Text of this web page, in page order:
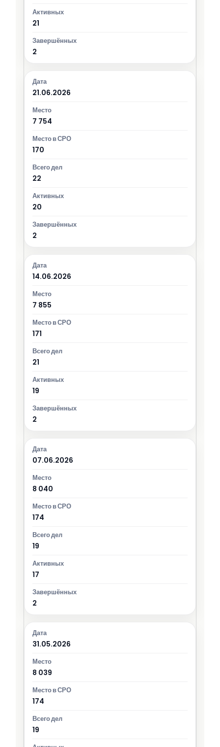
21
2
21.06.2026
7 754
170
22
20
2
14.06.2026
7 855
171
21
19
2
07.06.2026
8 040
174
19
17
2
31.05.2026
8 039
174
19